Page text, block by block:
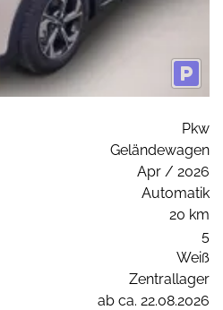
Pkw
Geländewagen
Apr / 2026
Automatik
20 km
5
Weiß
Zentrallager
ab ca. 22.08.2026